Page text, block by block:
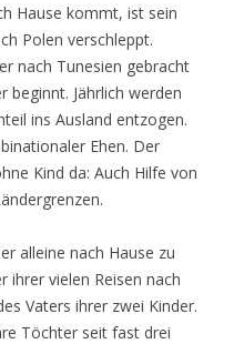
Hause kommt, ist sein
Polen verschleppt.
nach Tunesien gebracht
beginnt. Jährlich werden
ins Ausland entzogen.
Ehen. Der
Kind da: Auch Hilfe von
alleine nach Hause zu
ihrer vielen Reisen nach
Vaters ihrer zwei Kinder.
Töchter seit fast drei